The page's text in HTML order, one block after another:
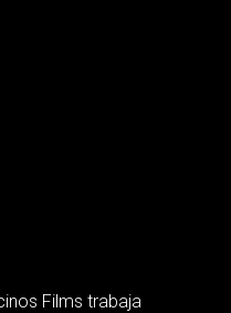
Films trabaja